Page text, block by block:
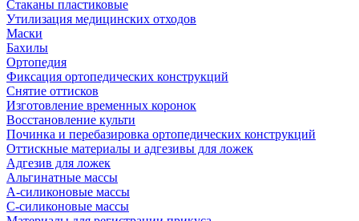
Стаканы пластиковые
Утилизация медицинских отходов
Маски
Бахилы
Ортопедия
Фиксация ортопедических конструкций
Снятие оттисков
Изготовление временных коронок
Восстановление культи
Починка и перебазировка ортопедических конструкций
Оттискные материалы и адгезивы для ложек
Адгезив для ложек
Альгинатные массы
А-силиконовые массы
С-силиконовые массы